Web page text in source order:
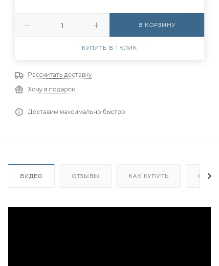
В КОРЗИНУ
КУПИТЬ В 1 КЛИК
Рассчитать доставку
Хочу в подарок
Доставим максимально быстро
ВИДЕО ОТЗЫВЫ КАК КУПИТЬ